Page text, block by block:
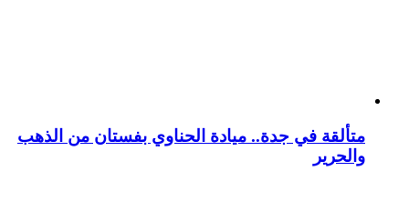
متألقة في جدة.. ميادة الحناوي بفستان من الذهب
والحرير